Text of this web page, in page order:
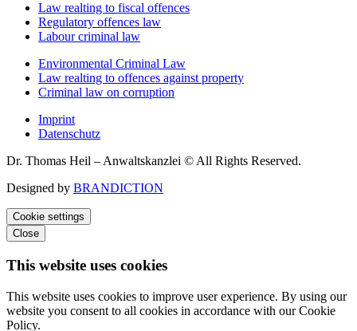
Law realting to fiscal offences
Regulatory offences law
Labour criminal law
Environmental Criminal Law
Law realting to offences against property
Criminal law on corruption
Imprint
Datenschutz
Dr. Thomas Heil – Anwaltskanzlei © All Rights Reserved.
Designed by BRANDICTION
Cookie settings
Close
This website uses cookies
This website uses cookies to improve user experience. By using our
website you consent to all cookies in accordance with our Cookie
Policy.